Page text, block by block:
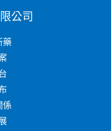
公司
藥
係